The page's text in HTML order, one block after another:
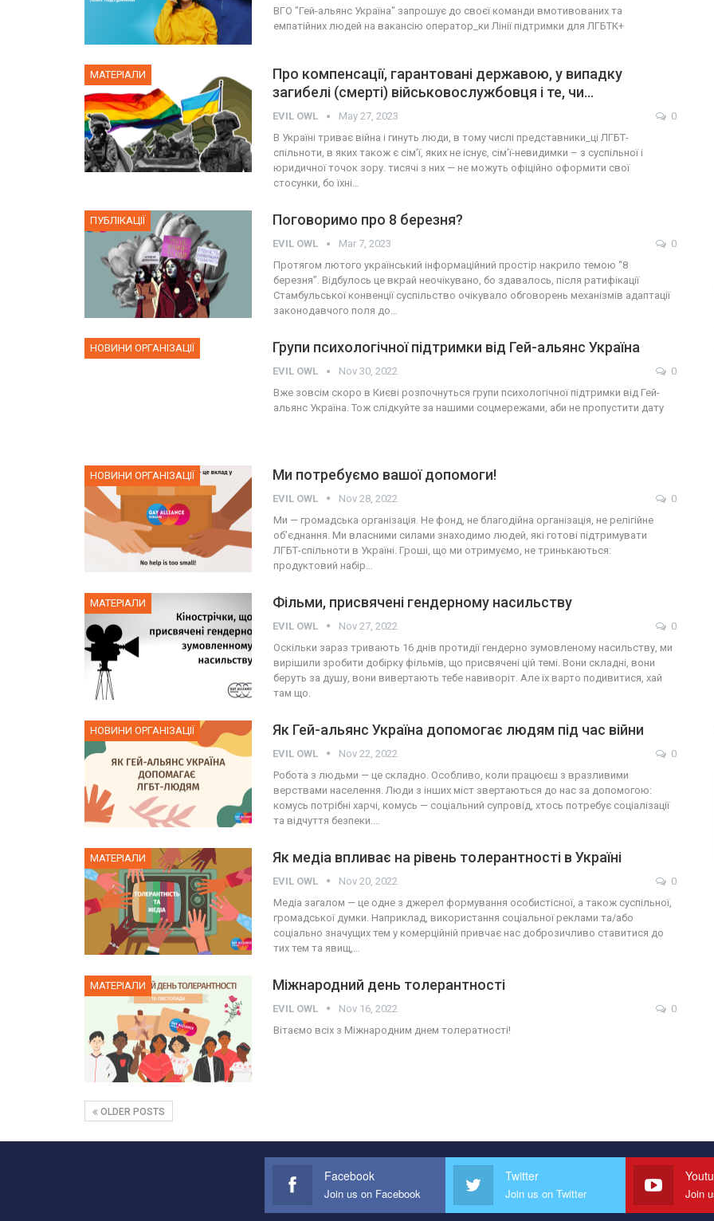
ВГО "Гей-альянс Україна" запрошує до своєї команди вмотивованих та
емпатійних людей на вакансію оператор_ки Лінії підтримки для ЛГБТК+
МАТЕРІАЛИ
Про компенсації, гарантовані державою, у випадку
загибелі (смерті) військовослужбовця і те, чи…
EVIL OWL May 27, 2023
0
В Україні триває війна і гинуть люди, в тому числі представники_ці ЛГБТ-
спільноти, в яких також є сім’ї, яких не існує, сім’ї-невидимки – з суспільної і
юридичної точок зору. тисячі з них — не можуть офіційно оформити свої
стосунки, бо їхні…
ПУБЛІКАЦІЇ Поговоримо про 8 березня?
EVIL OWL Mar 7, 2023
0
Протягом лютого український інформаційний простір накрило темою “8
березня”. Відбулось це вкрай неочікувано, бо здавалось, після ратифікації
Стамбульської конвенції суспільство очікувало обговорень механізмів адаптації
законодавчого поля до…
НОВИНИ ОРГАНІЗАЦІЇ Групи психологічної підтримки від Гей-альянс Україна
EVIL OWL Nov 30, 2022
0
Вже зовсім скоро в Києві розпочнуться групи психологічної підтримки від Гей-
альянс Україна. Тож слідкуйте за нашими соцмережами, аби не пропустити дату
НОВИНИ ОРГАНІЗАЦІЇ Ми потребуємо вашої допомоги!
EVIL OWL Nov 28, 2022
0
Ми — громадська організація. Не фонд, не благодійна організація, не релігійне
об’єднання. Ми власними силами знаходимо людей, які готові підтримувати
ЛГБТ-спільноти в Україні. Гроші, що ми отримуємо, не тринькаються:
продуктовий набір…
МАТЕРІАЛИ Фільми, присвячені гендерному насильству
EVIL OWL Nov 27, 2022
0
Оскільки зараз тривають 16 днів протидії гендерно зумовленому насильству, ми
вирішили зробити добірку фільмів, що присвячені цій темі. Вони складні, вони
беруть за душу, вони вивертають тебе навиворіт. Але їх варто подивитися, хай
там що.
НОВИНИ ОРГАНІЗАЦІЇ Як Гей-альянс Україна допомогає людям під час війни
EVIL OWL Nov 22, 2022
0
Робота з людьми — це складно. Особливо, коли працюєш з вразливими
верствами населення. Люди з інших міст звертаються до нас за допомогою:
комусь потрібні харчі, комусь — соціальний супровід, хтось потребує соціалізації
та відчуття безпеки.…
МАТЕРІАЛИ Як медіа впливає на рівень толерантності в Україні
EVIL OWL Nov 20, 2022
0
Медіа загалом — це одне з джерел формування особистісної, а також суспільної,
громадської думки. Наприклад, використання соціальної реклами та/або
соціально значущих тем у комерційній привчає нас доброзичливо ставитися до
тих тем та явищ,…
МАТЕРІАЛИ Міжнародний день толерантності
EVIL OWL Nov 16, 2022
0
Вітаємо всіх з Міжнародним днем толератності!
OLDER POSTS
Facebook
Join us on Facebook
Twitter
Join us on Twitter Join